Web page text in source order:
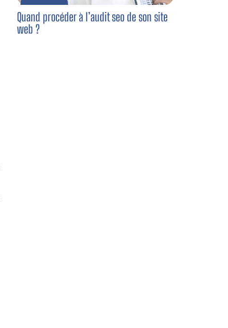
Quand procéder à l’audit seo de son site
web ?